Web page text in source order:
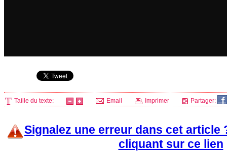
Taille du texte: Email Imprimer Partager:
Signalez une erreur dans cet article
cliquant sur ce lien